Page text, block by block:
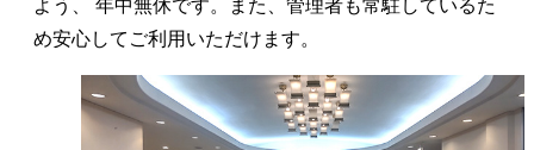
よう、 年中無休です。また、管理者も常駐しているた
め安心してご利用いただけます。